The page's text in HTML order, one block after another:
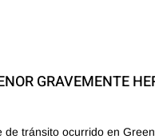
GRAVEMENTE
tránsito ocurrido en